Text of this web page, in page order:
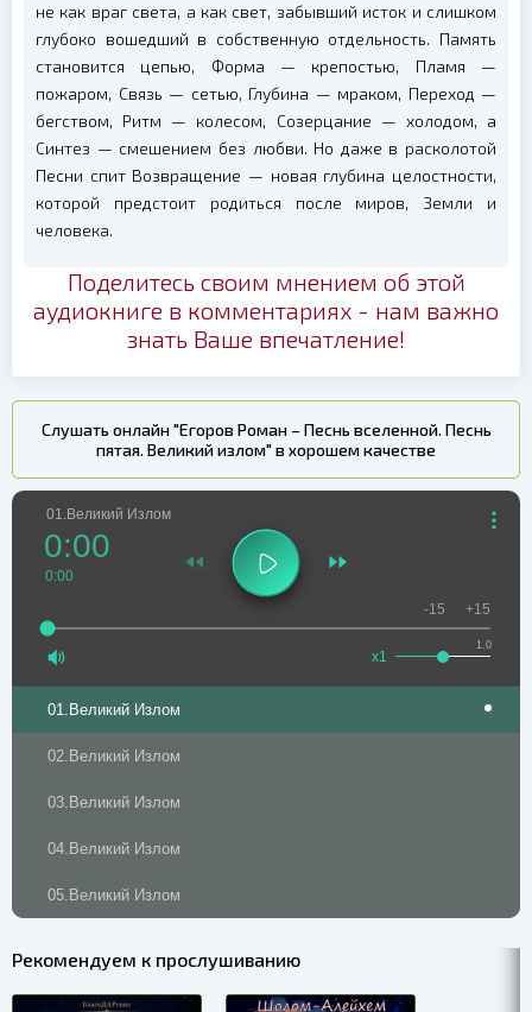
не как враг света, а как свет, забывший исток и слишком
глубоко вошедший в собственную отдельность. Память
становится цепью, Форма — крепостью, Пламя —
пожаром, Связь — сетью, Глубина — мраком, Переход —
бегством, Ритм — колесом, Созерцание — холодом, а
Синтез — смешением без любви. Но даже в расколотой
Песни спит Возвращение — новая глубина целостности,
которой предстоит родиться после миров, Земли и
человека.
Поделитесь своим мнением об этой
аудиокниге в комментариях - нам важно
знать Ваше впечатление!
Слушать онлайн "Егоров Роман – Песнь вселенной. Песнь
пятая. Великий излом" в хорошем качестве
01.Великий Излом
0:00
0:00
1.0
x1
-15 +15
01.Великий Излом
02.Великий Излом
03.Великий Излом
04.Великий Излом
05.Великий Излом
Рекомендуем к прослушиванию